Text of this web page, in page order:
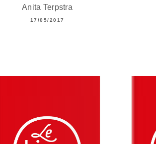
Anita Terpstra
17/05/2017